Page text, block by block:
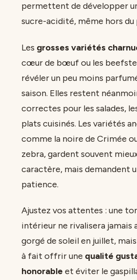
permettent de développer
sucre-acidité, même hors du
Les grosses variétés
cœur de bœuf ou les
révéler un peu moins
saison. Elles restent
correctes pour les salades,
plats cuisinés. Les variétés
comme la noire de Crimée
zebra, gardent souvent
caractère, mais demandent
patience.
Ajustez vos attentes : une
intérieur ne rivalisera jamais
gorgé de soleil en juillet,
à fait offrir une qualité
honorable et éviter le